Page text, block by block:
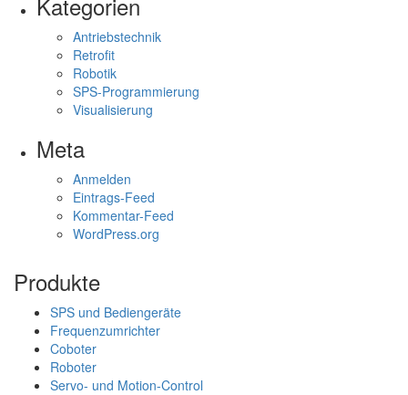
Antriebstechnik
Retrofit
Robotik
SPS-Programmierung
Visualisierung
Meta
Anmelden
Eintrags-Feed
Kommentar-Feed
WordPress.org
Produkte
SPS und Bediengeräte
Frequenzumrichter
Coboter
Roboter
Servo- und Motion-Control